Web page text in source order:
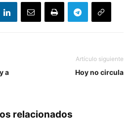
a
Artículo siguiente
Hoy no circula
relacionados